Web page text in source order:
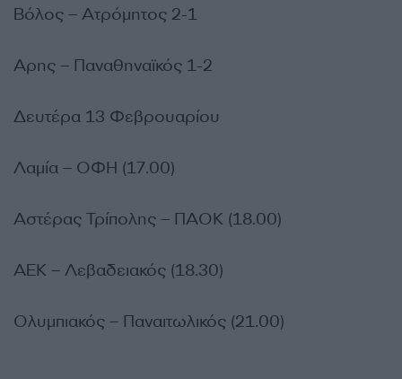
Βόλος – Ατρόμητος 2-1
Αρης – Παναθηναϊκός 1-2
Δευτέρα 13 Φεβρουαρίου
Λαμία – ΟΦΗ (17.00)
Αστέρας Τρίπολης – ΠΑΟΚ (18.00)
ΑΕΚ – Λεβαδειακός (18.30)
Ολυμπιακός – Παναιτωλικός (21.00)